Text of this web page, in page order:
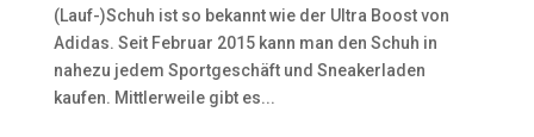
(Lauf-)Schuh ist so bekannt wie der Ultra Boost von
Adidas. Seit Februar 2015 kann man den Schuh in
nahezu jedem Sportgeschäft und Sneakerladen
kaufen. Mittlerweile gibt es...